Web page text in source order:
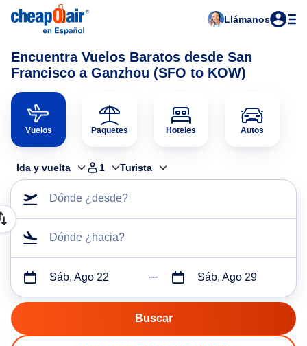
Llámanos
Encuentra Vuelos Baratos desde San
Francisco a Ganzhou (SFO to KOW)
Vuelos Paquetes Hoteles Autos
Ida y vuelta 1 Turista
Dónde ¿desde?
Dónde ¿hacia?
Sáb, Ago 22 Sáb, Ago 29